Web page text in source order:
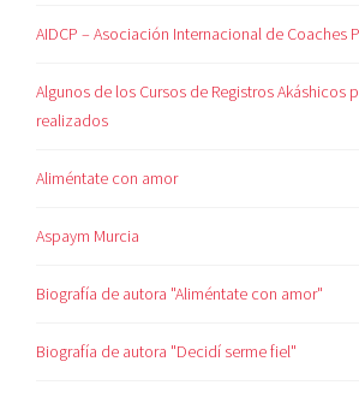
AIDCP – Asociación Internacional de Coaches
Algunos de los Cursos de Registros Akáshicos
realizados
Aliméntate con amor
Aspaym Murcia
Biografía de autora "Aliméntate con amor"
Biografía de autora "Decidí serme fiel"